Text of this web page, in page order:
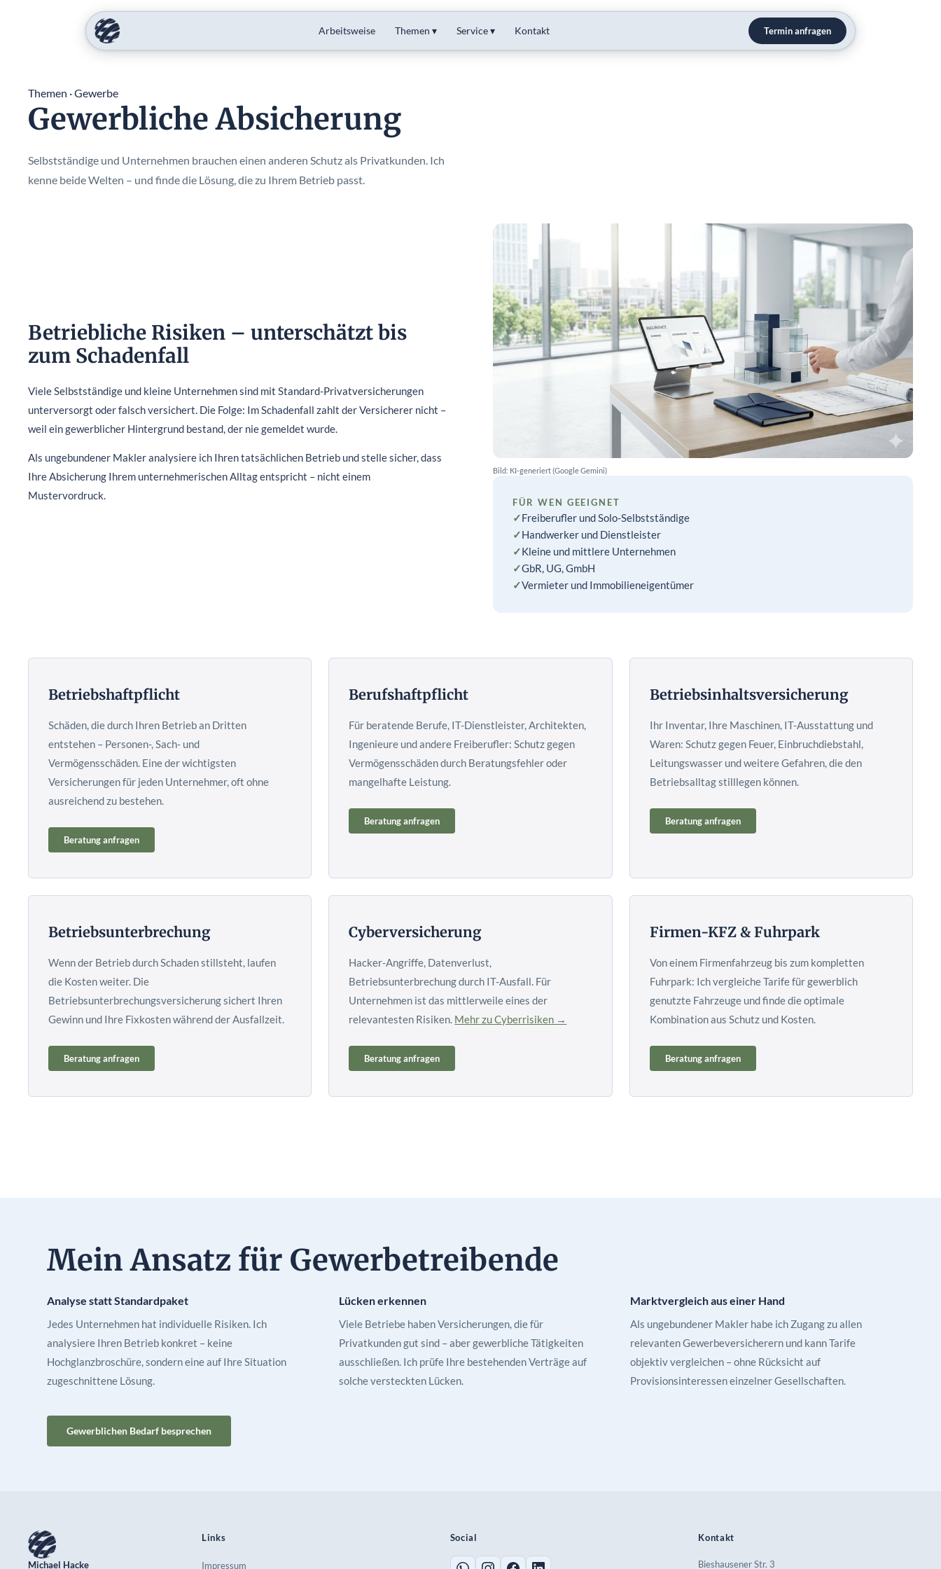
Arbeitsweise Themen ▾ Service ▾ Kontakt Termin anfragen
Themen · Gewerbe
Gewerbliche Absicherung
Selbstständige und Unternehmen brauchen einen anderen Schutz als Privatkunden. Ich
kenne beide Welten – und finde die Lösung, die zu Ihrem Betrieb passt.
Betriebliche Risiken – unterschätzt bis
zum Schadenfall
Viele Selbstständige und kleine Unternehmen sind mit Standard-Privatversicherungen
unterversorgt oder falsch versichert. Die Folge: Im Schadenfall zahlt der Versicherer nicht –
weil ein gewerblicher Hintergrund bestand, der nie gemeldet wurde.
Als ungebundener Makler analysiere ich Ihren tatsächlichen Betrieb und stelle sicher, dass
Ihre Absicherung Ihrem unternehmerischen Alltag entspricht – nicht einem
Mustervordruck.
Bild: KI-generiert (Google Gemini)
FÜR WEN GEEIGNET
✓Freiberufler und Solo-Selbstständige
✓Handwerker und Dienstleister
✓Kleine und mittlere Unternehmen
✓GbR, UG, GmbH
✓Vermieter und Immobilieneigentümer
Betriebshaftpflicht
Schäden, die durch Ihren Betrieb an Dritten
entstehen – Personen-, Sach- und
Vermögensschäden. Eine der wichtigsten
Versicherungen für jeden Unternehmer, oft ohne
ausreichend zu bestehen.
Beratung anfragen
Berufshaftpflicht
Für beratende Berufe, IT-Dienstleister, Architekten,
Ingenieure und andere Freiberufler: Schutz gegen
Vermögensschäden durch Beratungsfehler oder
mangelhafte Leistung.
Beratung anfragen
Betriebsinhaltsversicherung
Ihr Inventar, Ihre Maschinen, IT-Ausstattung und
Waren: Schutz gegen Feuer, Einbruchdiebstahl,
Leitungswasser und weitere Gefahren, die den
Betriebsalltag stilllegen können.
Beratung anfragen
Betriebsunterbrechung
Wenn der Betrieb durch Schaden stillsteht, laufen
die Kosten weiter. Die
Betriebsunterbrechungsversicherung sichert Ihren
Gewinn und Ihre Fixkosten während der Ausfallzeit.
Beratung anfragen
Cyberversicherung
Hacker-Angriffe, Datenverlust,
Betriebsunterbrechung durch IT-Ausfall. Für
Unternehmen ist das mittlerweile eines der
relevantesten Risiken. Mehr zu Cyberrisiken →
Beratung anfragen
Firmen-KFZ & Fuhrpark
Von einem Firmenfahrzeug bis zum kompletten
Fuhrpark: Ich vergleiche Tarife für gewerblich
genutzte Fahrzeuge und finde die optimale
Kombination aus Schutz und Kosten.
Beratung anfragen
Mein Ansatz für Gewerbetreibende
Analyse statt Standardpaket
Jedes Unternehmen hat individuelle Risiken. Ich
analysiere Ihren Betrieb konkret – keine
Hochglanzbroschüre, sondern eine auf Ihre Situation
zugeschnittene Lösung.
Lücken erkennen
Viele Betriebe haben Versicherungen, die für
Privatkunden gut sind – aber gewerbliche Tätigkeiten
ausschließen. Ich prüfe Ihre bestehenden Verträge auf
solche versteckten Lücken.
Marktvergleich aus einer Hand
Als ungebundener Makler habe ich Zugang zu allen
relevanten Gewerbeversicherern und kann Tarife
objektiv vergleichen – ohne Rücksicht auf
Provisionsinteressen einzelner Gesellschaften.
Gewerblichen Bedarf besprechen
Michael Hacke
Links
Impressum
Social Kontakt
Bieshausener Str. 3